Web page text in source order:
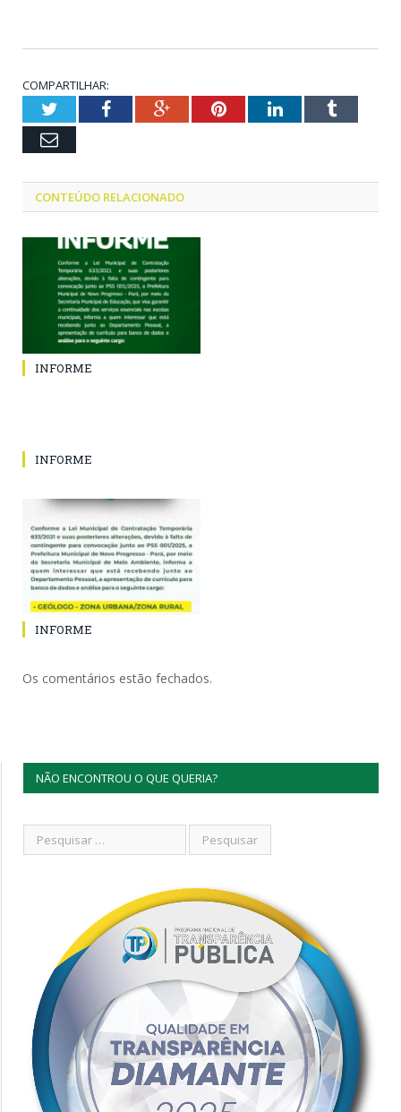
COMPARTILHAR:
TwitterFacebookGoogle+PinterestLinkedInTumblr
Email
CONTEÚDO RELACIONADO
INFORME
INFORME
INFORME
Os comentários estão fechados.
NÃO ENCONTROU O QUE QUERIA?